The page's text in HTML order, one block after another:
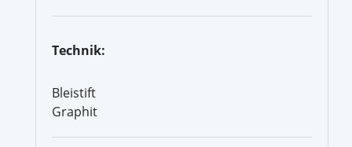
Technik:
Bleistift
Graphit